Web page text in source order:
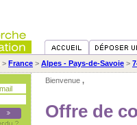
> France > Alpes - Pays-de-Savoie >
Bienvenue ,
Offre de